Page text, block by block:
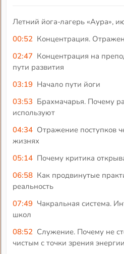
Летний йога-лагерь «Аура»,
00:52 Концентрация.
02:47 Концентрация на
пути развития
03:19 Начало пути йоги
03:53 Брахмачарья. Почему
используют
04:34 Отражение поступков
жизнях
05:14 Почему критика
06:58 Как продвинутые
реальность
07:49 Чакральная система.
школ
08:52 Служение. Почему не
чистым с точки зрения энергии